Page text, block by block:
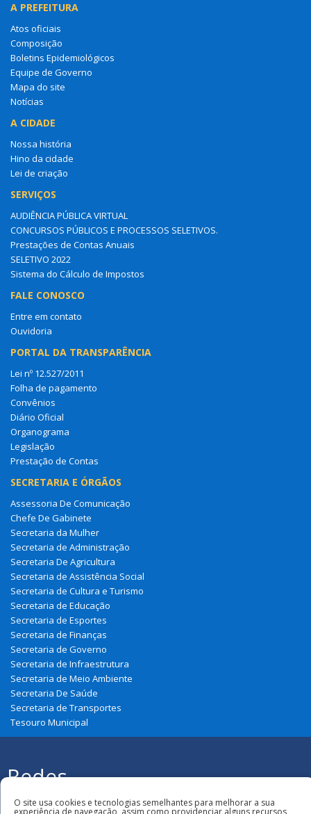
A PREFEITURA
Atos oficiais
Composição
Boletins Epidemiológicos
Equipe de Governo
Mapa do site
Notícias
A CIDADE
Nossa história
Hino da cidade
Lei de criação
SERVIÇOS
AUDIÊNCIA PÚBLICA VIRTUAL
CONCURSOS PÚBLICOS E PROCESSOS SELETIVOS.
Prestações de Contas Anuais
SELETIVO 2022
Sistema do Cálculo de Impostos
FALE CONOSCO
Entre em contato
Ouvidoria
PORTAL DA TRANSPARÊNCIA
Lei nº 12.527/2011
Folha de pagamento
Convênios
Diário Oficial
Organograma
Legislação
Prestação de Contas
SECRETARIA E ÓRGÃOS
Assessoria De Comunicação
Chefe De Gabinete
Secretaria da Mulher
Secretaria de Administração
Secretaria De Agricultura
Secretaria de Assistência Social
Secretaria de Cultura e Turismo
Secretaria de Educação
Secretaria de Esportes
Secretaria de Finanças
Secretaria de Governo
Secretaria de Infraestrutura
Secretaria de Meio Ambiente
Secretaria De Saúde
Secretaria de Transportes
Tesouro Municipal
Redes
Sociais
Municipal de Belágua
O site usa cookies e tecnologias semelhantes para melhorar a sua
experiência de navegação, assim como providenciar alguns recursos